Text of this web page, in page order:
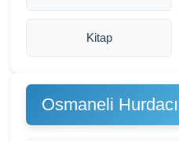
Kitap
Osmaneli